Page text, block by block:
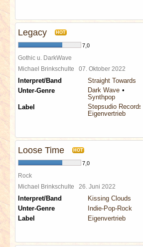
Legacy HOT
7,0
Gothic u. DarkWave
Michael Brinkschulte 07. Oktober 2022
Interpret/Band
Straight Towards
Unter-Genre
Dark Wave
Synthpop
Label
Stepsudio Records
Eigenvertrieb
Loose Time HOT
7,0
Rock
Michael Brinkschulte 26. Juni 2022
Interpret/Band
Kissing Clouds
Unter-Genre
Indie-Pop-Rock
Label
Eigenvertrieb